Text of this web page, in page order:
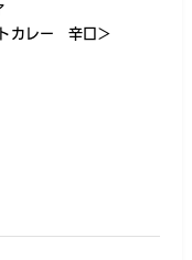
カレー 辛口＞